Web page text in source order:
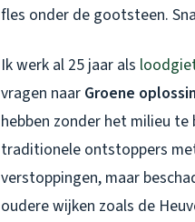
fles onder de gootsteen.
Ik werk al 25 jaar als
vragen naar Groene
hebben zonder het milieu
traditionele ontstoppers
verstoppingen, maar
oudere wijken zoals de